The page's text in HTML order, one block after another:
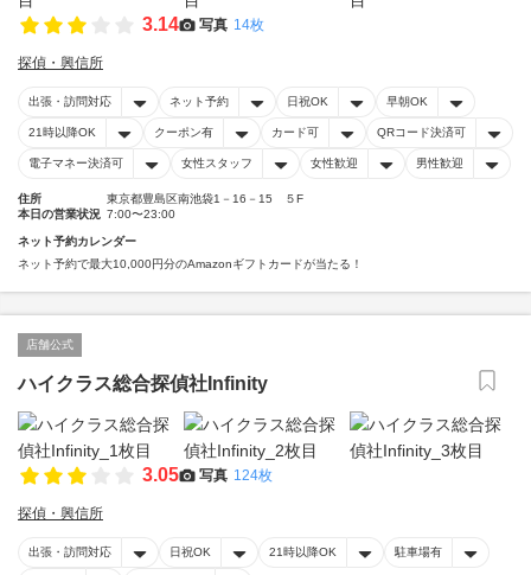
3.14 写真 14枚
探偵・興信所
出張・訪問対応 ネット予約 日祝OK 早朝OK
21時以降OK クーポン有 カード可 QRコード決済可
電子マネー決済可 女性スタッフ 女性歓迎 男性歓迎
住所
東京都豊島区南池袋1－16－15 ５F
本日の営業状況 7:00〜23:00
ネット予約カレンダー
ネット予約で最大10,000円分のAmazonギフトカードが当たる！
店舗公式
ハイクラス総合探偵社Infinity
3.05 写真 124枚
探偵・興信所
出張・訪問対応 日祝OK 21時以降OK 駐車場有